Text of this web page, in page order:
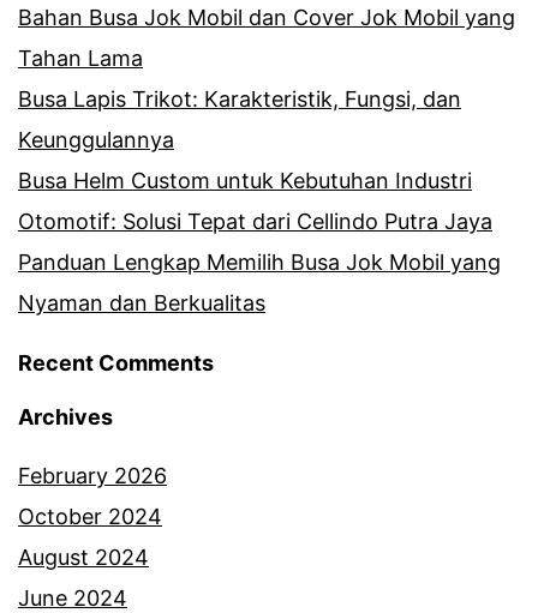
Bahan Busa Jok Mobil dan Cover Jok Mobil yang
Tahan Lama
Busa Lapis Trikot: Karakteristik, Fungsi, dan
Keunggulannya
Busa Helm Custom untuk Kebutuhan Industri
Otomotif: Solusi Tepat dari Cellindo Putra Jaya
Panduan Lengkap Memilih Busa Jok Mobil yang
Nyaman dan Berkualitas
Recent Comments
Archives
February 2026
October 2024
August 2024
June 2024